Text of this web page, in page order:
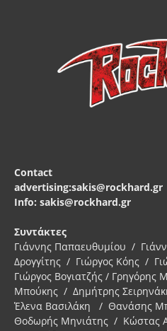
Contact
advertising:sakis@rockhard.gr
Info: sakis@rockhard.gr
Συντάκτες
Γιάννης Παπαευθυμίου /
Δρογγίτης / Γιώργος Κόης /
Γιώργος Βογιατζής /
Μπούκης / Δημήτρης
Έλενα Βασιλάκη / Θανάσης
Θοδωρής Μηνιάτης / Κώστας